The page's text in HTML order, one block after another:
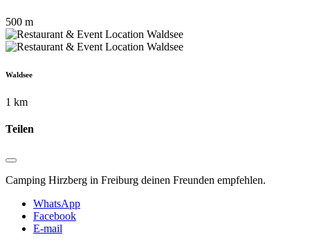
500 m
Waldsee
1 km
Teilen
Camping Hirzberg in Freiburg deinen Freunden empfehlen.
WhatsApp
Facebook
E-mail